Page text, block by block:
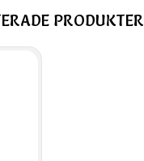
PRODUKTER